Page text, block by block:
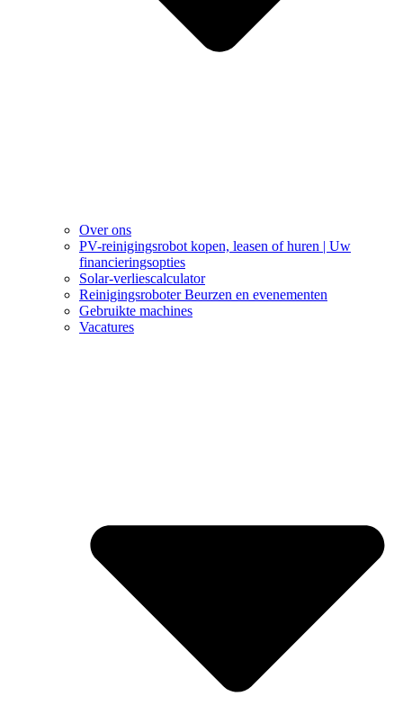
Over ons
PV-reinigingsrobot kopen, leasen of huren | Uw
financieringsopties
Solar-verliescalculator
Reinigingsroboter Beurzen en evenementen
Gebruikte machines
Vacatures